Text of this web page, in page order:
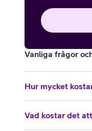
Vanliga frågor
Hur mycket
Vad kostar det